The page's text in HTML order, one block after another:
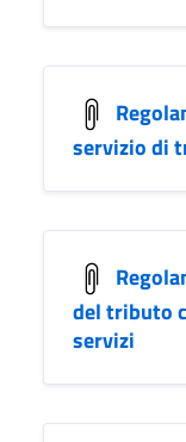
servizio di
del tributo
servizi